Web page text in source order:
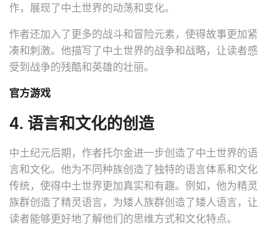
作，展现了中土世界的动荡和变化。
作者还加入了更多的战斗和冒险元素，使得故事更加紧
凑和刺激。他描写了中土世界的战争和战略，让读者感
受到战争的残酷和英雄的壮丽。
官方游戏
4. 语言和文化的创造
中土纪元后期，作者托尔金进一步创造了中土世界的语
言和文化。他为不同种族创造了独特的语言体系和文化
传统，使得中土世界更加真实和有趣。例如，他为精灵
族群创造了精灵语言，为矮人族群创造了矮人语言，让
读者能够更好地了解他们的思维方式和文化特点。